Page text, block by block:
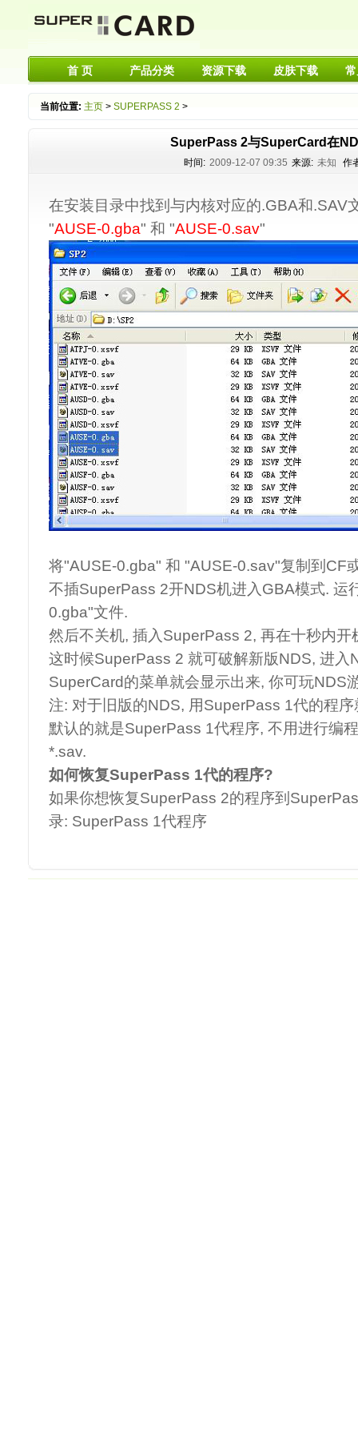
首 页 产品分类 资源下载 皮肤下载
当前位置: 主页 > SUPERPASS 2 >
SuperPass 2与SuperCard在
时间: 2009-12-07 09:35 来源: 未知 作
在安装目录中找到与内核对应的.GBA和.SAV
"AUSE-0.gba" 和 "AUSE-0.sav"
将"AUSE-0.gba" 和 "AUSE-0.sav"复制到CF
不插SuperPass 2开NDS机进入GBA模式. 运
0.gba"文件.
然后不关机, 插入SuperPass 2, 再在十秒内开
这时候SuperPass 2 就可破解新版NDS, 进入
SuperCard的菜单就会显示出来, 你可玩NDS
注: 对于旧版的NDS, 用SuperPass 1代的程
默认的就是SuperPass 1代程序, 不用进行编
*.sav.
如何恢复SuperPass 1代的程序?
如果你想恢复SuperPass 2的程序到
录: SuperPass 1代程序